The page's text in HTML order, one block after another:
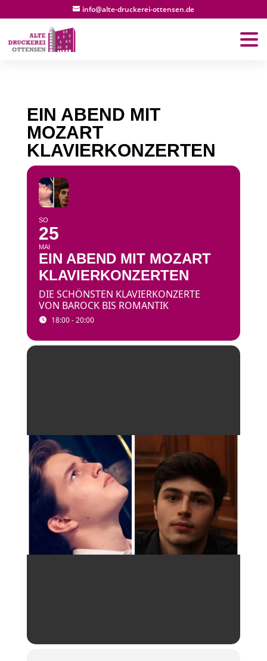
info@alte-druckerei-ottensen.de
EIN ABEND MIT
MOZART
KLAVIERKONZERTEN
SO
25
MAI
EIN ABEND MIT MOZART
KLAVIERKONZERTEN
DIE SCHÖNSTEN KLAVIERKONZERTE
VON BAROCK BIS ROMANTIK
18:00 - 20:00